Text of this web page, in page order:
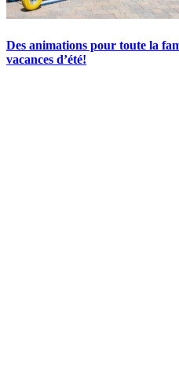
Des animations pour toute la
vacances d’été!